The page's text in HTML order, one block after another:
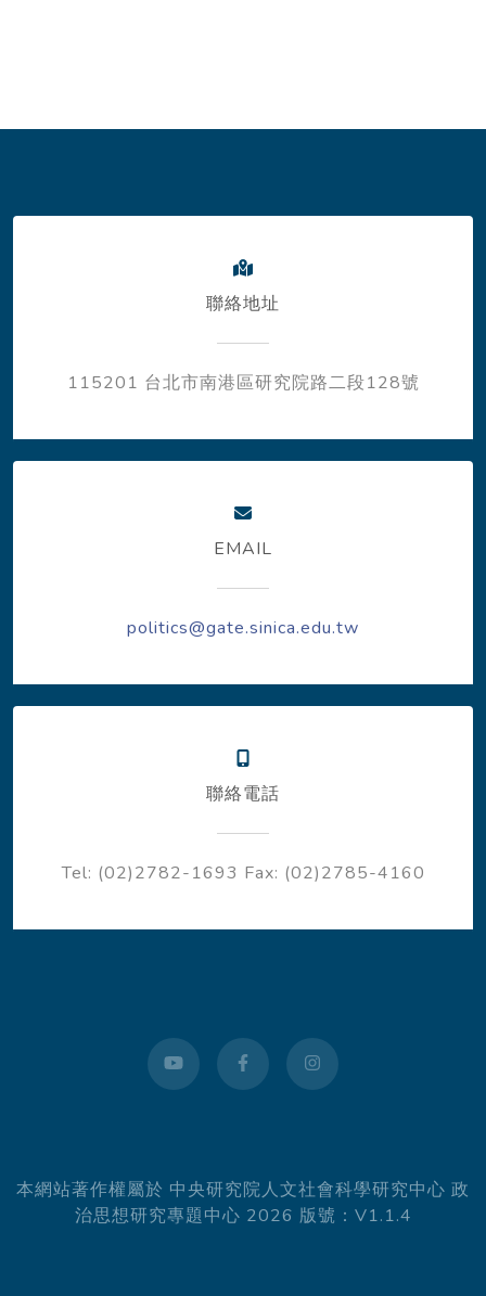
聯絡地址
115201 台北市南港區研究院路二段128號
EMAIL
politics@gate.sinica.edu.tw
聯絡電話
Tel: (02)2782-1693 Fax: (02)2785-4160
youtube facebookinstagram
本網站著作權屬於 中央研究院人文社會科學研究中心 政
治思想研究專題中心 2026 版號：V1.1.4